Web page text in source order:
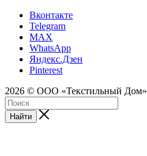
Вконтакте
Telegram
MAX
WhatsApp
Яндекс.Дзен
Pinterest
2026 © ООО «Текстильный Дом»
Найти